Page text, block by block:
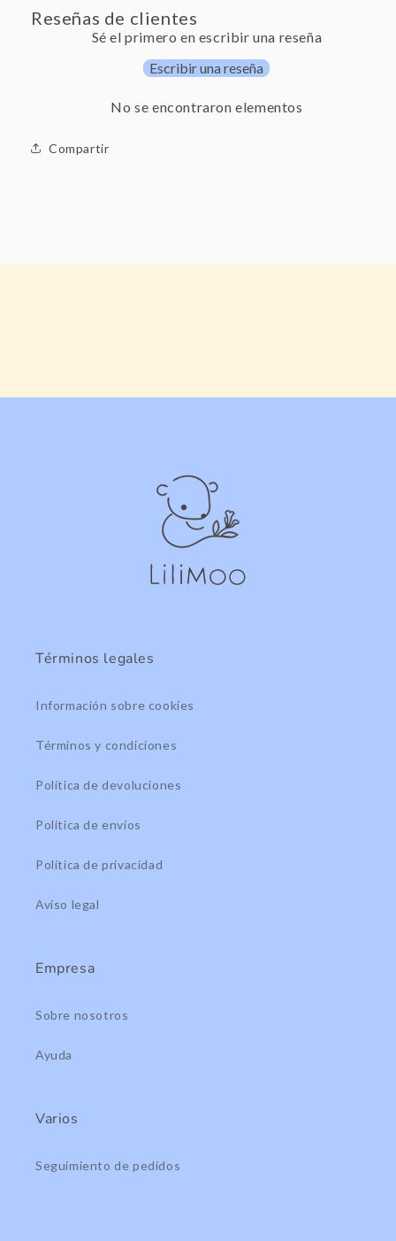
Reseñas de clientes
Sé el primero en escribir una reseña
Escribir una reseña
No se encontraron elementos
Compartir
Términos legales
Información sobre cookies
Términos y condiciones
Política de devoluciones
Política de envíos
Política de privacidad
Aviso legal
Empresa
Sobre nosotros
Ayuda
Varios
Seguimiento de pedidos